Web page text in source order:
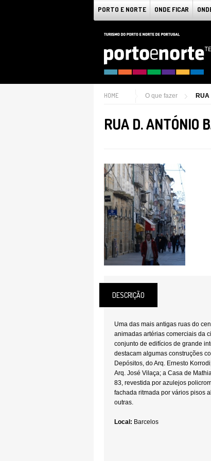
PORTO E NORTE ONDE FICAR
HOME O que fazer RUA
RUA D. ANTÓNIO
DESCRIÇÃO
Uma das mais antigas ruas do
animadas artérias comerciais da
conjunto de edifícios de grande
destacam algumas construções
Depósitos, do Arq. Ernesto
Arq. José Vilaça; a Casa de
83, revestida por azulejos
fachada ritmada por vários pisos
outras.
Local: Barcelos